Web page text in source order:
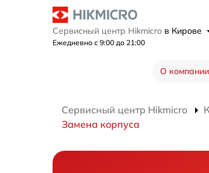
Сервисный центр Hikmicro в Кирове
Ежедневно с 9:00 до 21:00
О компании
Сервисный центр Hikmicro
Замена корпуса